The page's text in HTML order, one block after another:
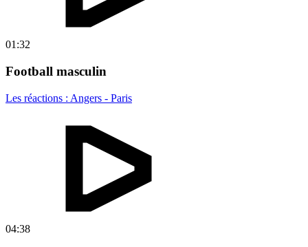
01:32
Football masculin
Les réactions : Angers - Paris
04:38